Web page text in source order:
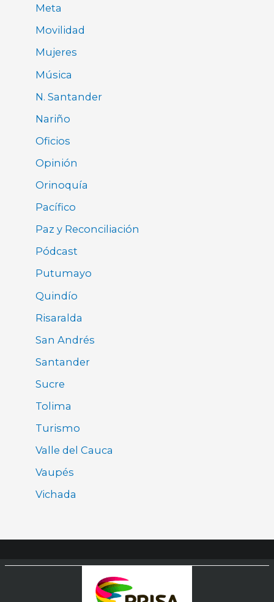
Meta
Movilidad
Mujeres
Música
N. Santander
Nariño
Oficios
Opinión
Orinoquía
Pacífico
Paz y Reconciliación
Pódcast
Putumayo
Quindío
Risaralda
San Andrés
Santander
Sucre
Tolima
Turismo
Valle del Cauca
Vaupés
Vichada